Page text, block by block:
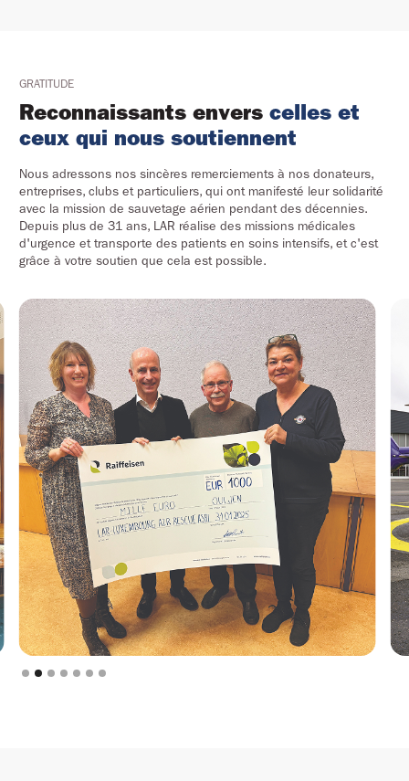
GRATITUDE
Reconnaissants envers celles et
ceux qui nous soutiennent
Nous adressons nos sincères remerciements à nos donateurs,
entreprises, clubs et particuliers, qui ont manifesté leur solidarité
avec la mission de sauvetage aérien pendant des décennies.
Depuis plus de 31 ans, LAR réalise des missions médicales
d'urgence et transporte des patients en soins intensifs, et c'est
grâce à votre soutien que cela est possible.
Slide 2 of 7.